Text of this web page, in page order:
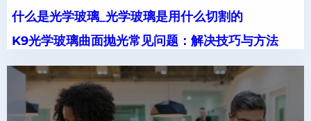
什么是光学玻璃_光学玻璃是用什么切割的
K9光学玻璃曲面抛光常见问题：解决技巧与方法